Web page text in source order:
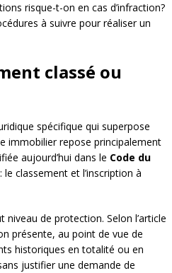
risque-t-on en cas d’infraction?
à suivre pour réaliser un
classé ou
spécifique qui superpose
immobilier repose principalement
aujourd’hui dans le Code du
classement et l’inscription à
niveau de protection. Selon l’article
présente, au point de vue de
historiques en totalité ou en
justifier une demande de